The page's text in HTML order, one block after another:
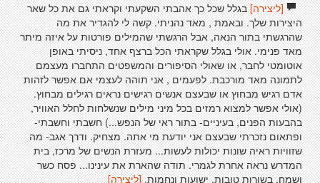
[ליצירה]בגלל שכל כך אהבתי השקעתי וקראתי גם את כל שאר
היצירות שלך. ובאמת , מאד נהניתי. קשה לי להגדיר את מה
שהרגשתי בתור הנאה, אבל הרגשתי שהמילים פורטות על איזה מיתר
מאד פנימי. אולי בגלל שקראתי הכל ברצף אחד, ניסיתי באופן
אוטומטי לחבר, או שאולי הסיפורים והמשפטים התחברו מעצמם
לתמונה מאד מורכבת. לפעמים , אני תוהה לעצמי אם אפשר לזהות
אדם רגיש מבחוץ או שבעצם אנשים רגישים נראים רגילים מבחוץ.
(אולי אפשר למצוא רמזים בכל מיני מילים שנשלחות לחלל האוויר,
בהבעות הפנים, בעיניים- בתור ראי של הנפש...) חשבתי וחשבתי-
ופתאום נזכרתי שבעצם אני יודעת מי אתה. מצחיק. ודרך אגב- מה
שזוויות ראיה שונות יכולות לעשות... מעזרת הנשים של מרכז, בית
המדרש נראה אחרת לגמרי. תודה שהארת את עינינו... פסח כשר
ושמח. בשורות טובות, ישועות ונחמות. [ליצירה]